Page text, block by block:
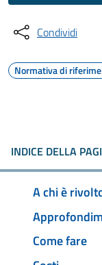
Condividi
Normativa di
INDICE DELLA
A chi è
Come fare